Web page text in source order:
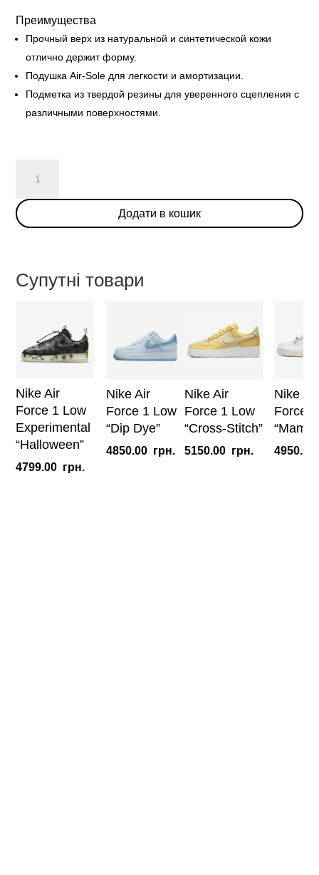
Преимущества
Прочный верх из натуральной и синтетической кожи
отлично держит форму.
Подушка Air-Sole для легкости и амортизации.
Подметка из твердой резины для уверенного сцепления с
различными поверхностями.
Force
1
кількість
Додати в кошик
Супутні товари
Nike Air
Force 1 Low
Experimental
“Halloween”
4799.00 грн.
Nike Air
Force 1 Low
“Dip Dye”
4850.00 грн.
Nike Air
Force 1 Low
“Cross-Stitch”
5150.00 грн.
Nike Air
Force
“Mama”
4950.00